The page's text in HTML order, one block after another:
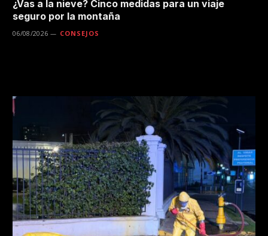
¿Vas a la nieve? Cinco medidas para un viaje
seguro por la montaña
06/08/2026 CONSEJOS